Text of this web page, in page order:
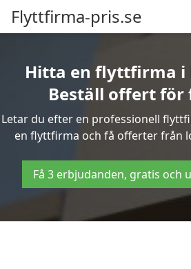
Flyttfirma-pris.se
Hitta en flyttfirma i
Beställ offert
Letar du efter en professionell
en flyttfirma och få offerter från
Få 3 erbjudanden, gratis och